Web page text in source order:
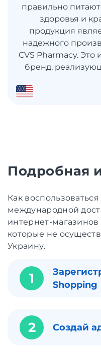
правильно
здоровья и
продукция
надежного
CVS Pharmacy.
бренд,
Подробная
Как
международной
интернет-
которые не
Украину.
1
Shopping
2 Создай